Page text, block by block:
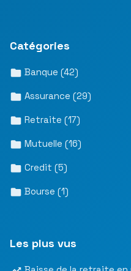
Catégories
Banque (42)
Assurance (29)
Retraite (17)
Mutuelle (16)
Credit (5)
Bourse (1)
Les plus vus